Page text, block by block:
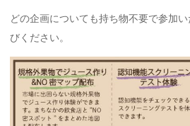
どの企画についても持ち物不要で参加
びください。